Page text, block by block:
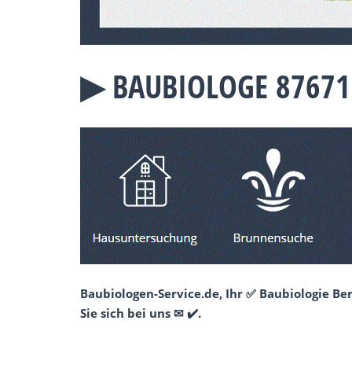
▶︎ BAUBIOLOGE 87671
Baubiologen-Service.de, Ihr ✅ Baubiologie
Sie sich bei uns ✉ ✔️.